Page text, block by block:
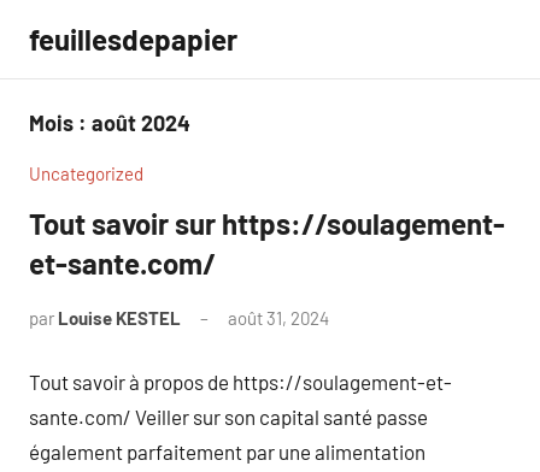
contenu
feuillesdepapier
Mois : août 2024
Uncategorized
Tout savoir sur https://soulagement-
et-sante.com/
par Louise KESTEL août 31, 2024
Tout savoir à propos de https://soulagement-et-
sante.com/ Veiller sur son capital santé passe
également parfaitement par une alimentation